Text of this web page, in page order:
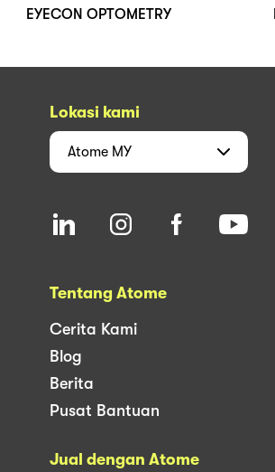
EYECON OPTOMETRY
Lokasi kami
Atome MY
Tentang Atome
Cerita Kami
Blog
Berita
Pusat Bantuan
Jual dengan Atome